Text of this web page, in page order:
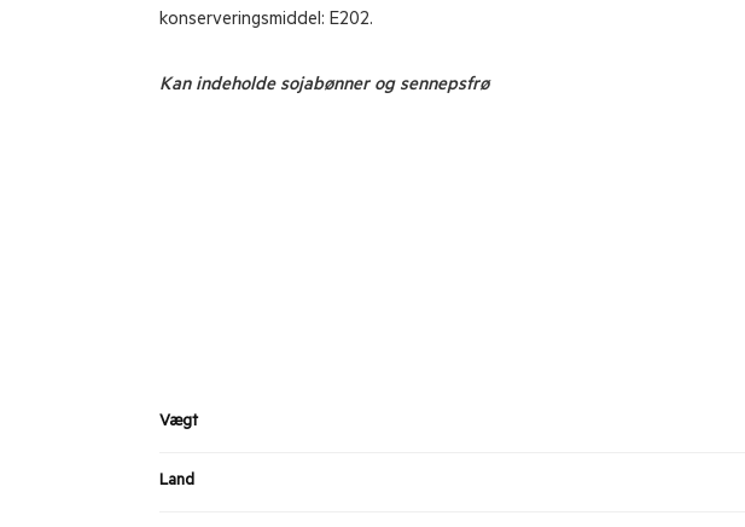
konserveringsmiddel: E202.
Kan indeholde sojabønner og sennepsfrø
Vægt
Land